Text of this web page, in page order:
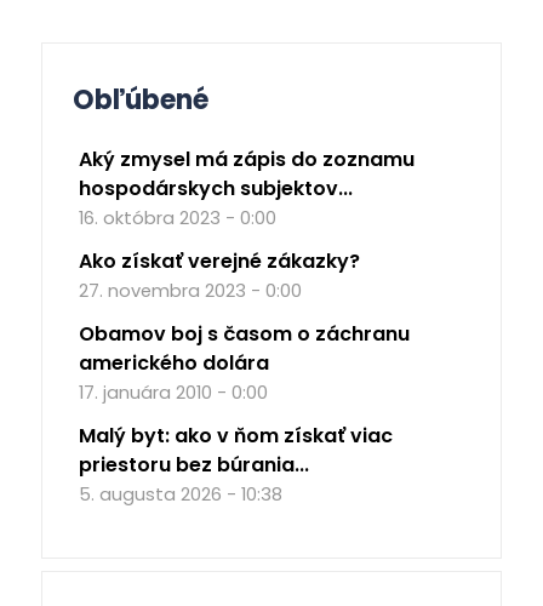
Obľúbené
Aký zmysel má zápis do zoznamu
hospodárskych subjektov...
16. októbra 2023 - 0:00
Ako získať verejné zákazky?
27. novembra 2023 - 0:00
Obamov boj s časom o záchranu
amerického dolára
17. januára 2010 - 0:00
Malý byt: ako v ňom získať viac
priestoru bez búrania...
5. augusta 2026 - 10:38